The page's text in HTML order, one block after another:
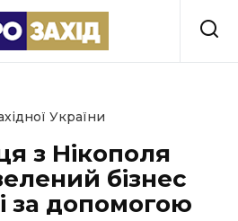
України
з Нікополя
бізнес
за допомогою